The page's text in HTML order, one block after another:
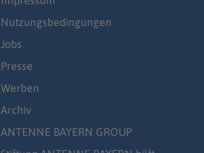
Nutzungsbedingungen
Jobs
Presse
Werben
Archiv
ANTENNE BAYERN GROUP